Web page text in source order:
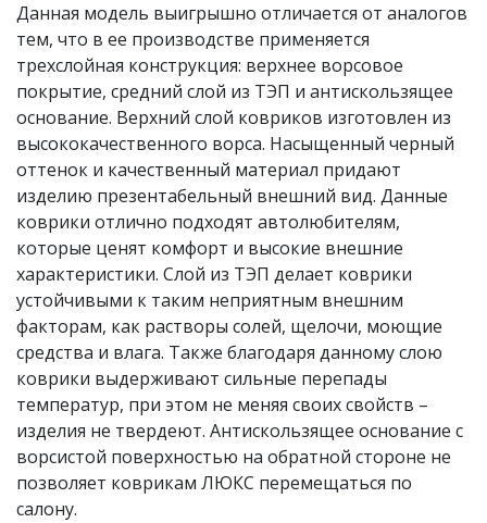
Данная модель выигрышно отличается от аналогов
тем, что в ее производстве применяется
трехслойная конструкция: верхнее ворсовое
покрытие, средний слой из ТЭП и антискользящее
основание. Верхний слой ковриков изготовлен из
высококачественного ворса. Насыщенный черный
оттенок и качественный материал придают
изделию презентабельный внешний вид. Данные
коврики отлично подходят автолюбителям,
которые ценят комфорт и высокие внешние
характеристики. Слой из ТЭП делает коврики
устойчивыми к таким неприятным внешним
факторам, как растворы солей, щелочи, моющие
средства и влага. Также благодаря данному слою
коврики выдерживают сильные перепады
температур, при этом не меняя своих свойств –
изделия не твердеют. Антискользящее основание с
ворсистой поверхностью на обратной стороне не
позволяет коврикам ЛЮКС перемещаться по
салону.